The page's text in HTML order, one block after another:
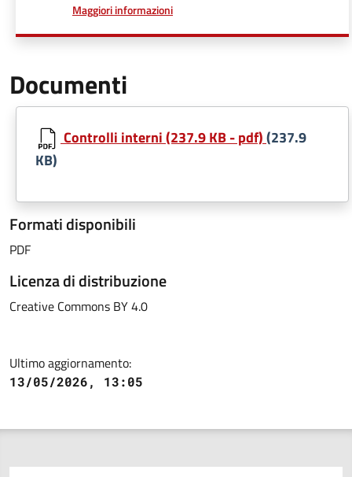
Maggiori informazionia proposito di
Documenti
Controlli interni (237.9 KB - pdf)(237.9
KB)
Formati disponibili
PDF
Licenza di distribuzione
Creative Commons BY 4.0
Ultimo aggiornamento:
13/05/2026, 13:05